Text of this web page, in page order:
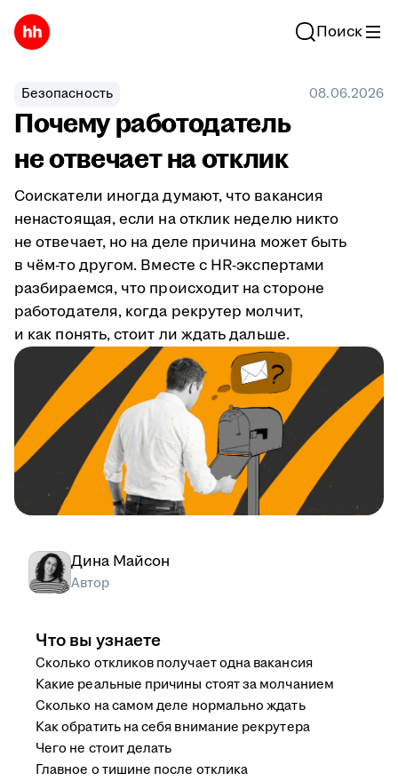
Поиск
Безопасность 08.06.2026
Почему работодатель
не отвечает на отклик
Соискатели иногда думают, что вакансия
ненастоящая, если на отклик неделю никто
не отвечает, но на деле причина может быть
в чём-то другом. Вместе с HR-экспертами
разбираемся, что происходит на стороне
работодателя, когда рекрутер молчит,
и как понять, стоит ли ждать дальше.
Дина Майсон
Автор
Что вы узнаете
Сколько откликов получает одна вакансия
Какие реальные причины стоят за молчанием
Сколько на самом деле нормально ждать
Как обратить на себя внимание рекрутера
Чего не стоит делать
Главное о тишине после отклика